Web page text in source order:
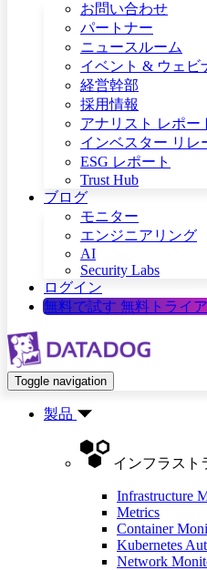
お問い合わせ
パートナー
ニュースルーム
イベント & ウェビ
経営幹部
採用情報
アナリスト レポー
インベスター リレ
ESG レポート
Trust Hub
ブログ
モニター
エンジニアリング
AI
Security Labs
ログイン
無料で試す 無料トライ
Toggle navigation
製品
インフラスト
Infrastructure
Metrics
Container
Kubernetes
Network